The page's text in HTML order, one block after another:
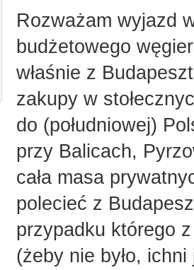
Rozważam wyjazd
budżetowego
właśnie z
zakupy w
do (południowej)
przy Balicach,
cała masa
polecieć z
przypadku którego
(żeby nie było,